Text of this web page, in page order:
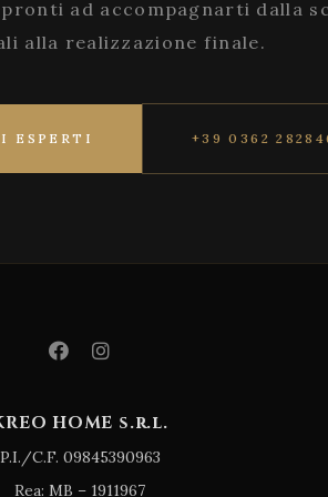
ad accompagnarti dalla
alla realizzazione finale.
ESPERTI +39 0362
HOME s.r.l.
P.I./C.F. 09845390963
Rea: MB – 1911967